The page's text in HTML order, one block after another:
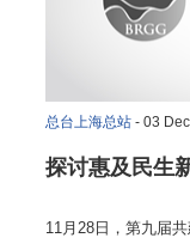
总台上海总站- 03
探讨惠及民生
11月28日，第九届